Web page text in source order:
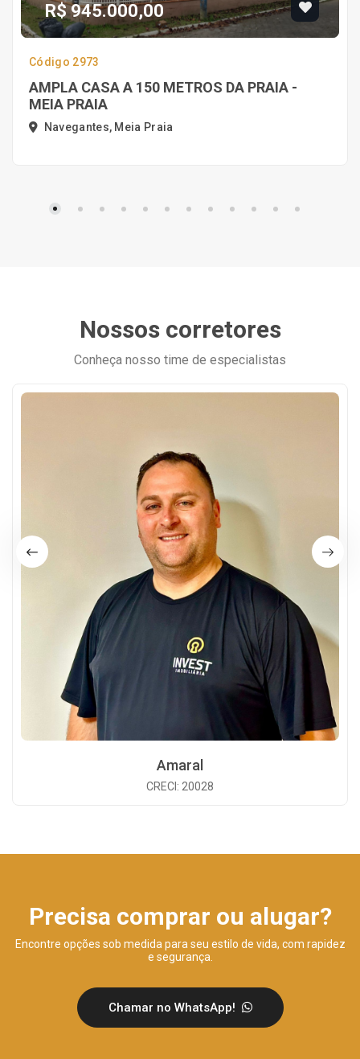
R$ 945.000,00
Código 2973
AMPLA CASA A 150 METROS DA PRAIA -
MEIA PRAIA
Navegantes, Meia Praia
Nossos corretores
Conheça nosso time de especialistas
Amaral
CRECI: 20028
Precisa comprar ou alugar?
Encontre opções sob medida para seu estilo de vida, com rapidez
e segurança.
Chamar no WhatsApp!